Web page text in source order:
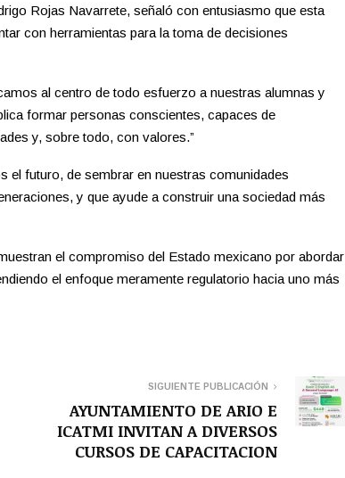
Rojas Navarrete, señaló con entusiasmo que esta
con herramientas para la toma de decisiones
al centro de todo esfuerzo a nuestras alumnas y
formar personas conscientes, capaces de
y, sobre todo, con valores.”
el futuro, de sembrar en nuestras comunidades
y que ayude a construir una sociedad más
el compromiso del Estado mexicano por abordar
el enfoque meramente regulatorio hacia uno más
SIGUIENTE PUBLICACIÓN
AYUNTAMIENTO DE ARIO E
ICATMI INVITAN A DIVERSOS
CURSOS DE CAPACITACION